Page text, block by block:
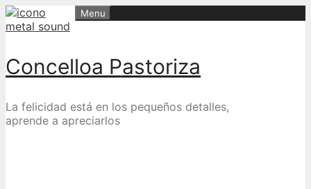
Skip
to
Concelloa Pastoriza
La felicidad está en los pequeños detalles,
aprende a apreciarlos
Menu